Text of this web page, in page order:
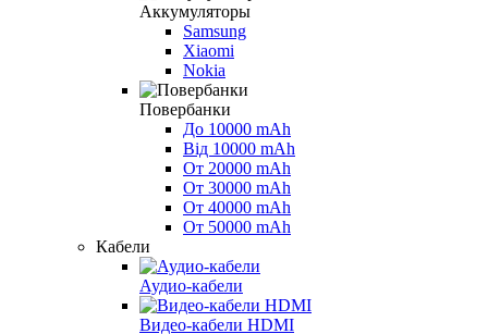
Аккумуляторы
Samsung
Xiaomi
Nokia
Повербанки
До 10000 mAh
Від 10000 mAh
От 20000 mAh
От 30000 mAh
От 40000 mAh
От 50000 mAh
Кабели
Аудио-кабели
Видео-кабели HDMI